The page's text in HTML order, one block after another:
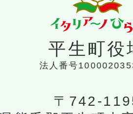
平生町役
法人番号
〒742-